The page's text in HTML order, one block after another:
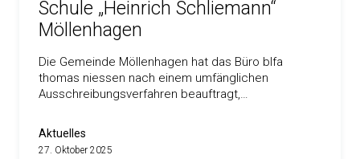
Schule „Heinrich Schliemann“
Möllenhagen
Die Gemeinde Möllenhagen hat das Büro blfa
thomas niessen nach einem umfänglichen
Ausschreibungsverfahren beauftragt,…
Aktuelles
27. Oktober 2025